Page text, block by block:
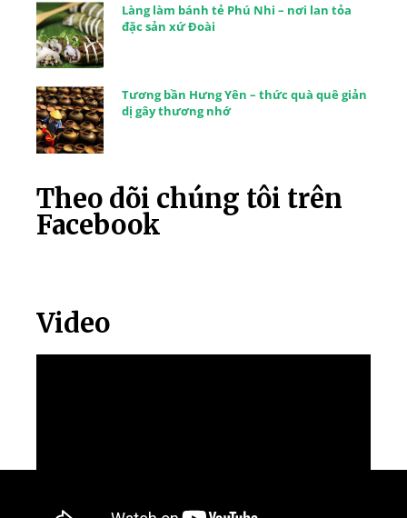
Làng làm bánh tẻ Phú Nhi – nơi lan tỏa
đặc sản xứ Đoài
Tương bần Hưng Yên – thức quà quê giản
dị gây thương nhớ
Theo dõi chúng tôi trên
Facebook
Video